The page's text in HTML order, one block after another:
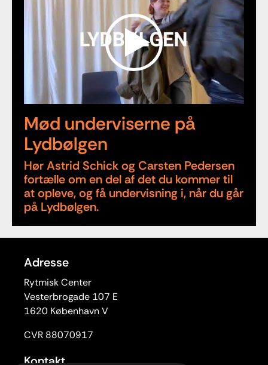
Mød underviserne på
Lydbølgen
Hør Astrid Schick og Carsten Pedersen
fortælle om en del af det du kommer til
at opleve, og få undervisning i, når du går
på Lydbølgen.
Adresse
Rytmisk Center
Vesterbrogade 107 E
1620 København V
CVR 88070917
Kontakt